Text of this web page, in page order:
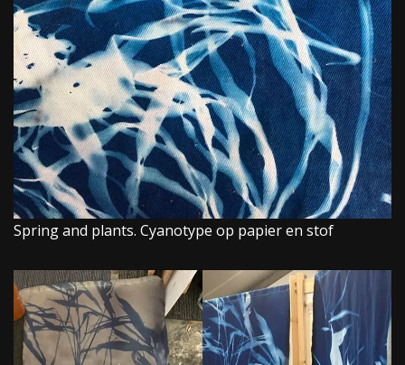
Spring and plants. Cyanotype op papier en stof